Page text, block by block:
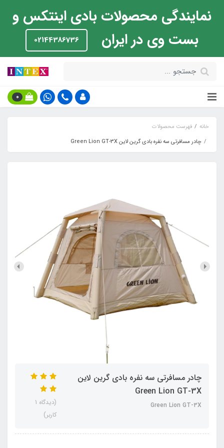
نمایندگی محصولات بادی اینتکس و
بست وی در ایران
02144386736
0
خانه
فهرست محصولات
چادر مسافرتی سه نفره بادی گرین لاین Green Lion GT-3X
چادر مسافرتی سه نفره بادی گرین لاین
Green Lion GT-3X
Green Lion GT-3X
(دیدگاه 1
کاربر)